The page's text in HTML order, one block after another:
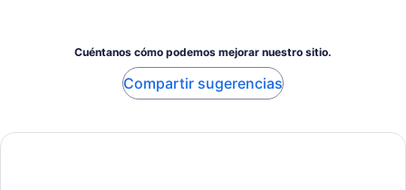
Cuéntanos cómo podemos mejorar nuestro sitio.
Compartir sugerencias